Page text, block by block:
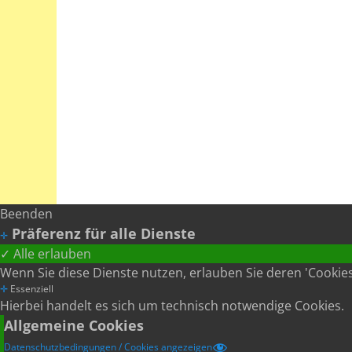
Beenden
✛ Präferenz für alle Dienste
✓ Alle erlauben
Wenn Sie diese Dienste nutzen, erlauben Sie deren
✛ Essenziell
Hierbei handelt es sich um technisch notwendige Cookies.
Allgemeine Cookies
Datenschutzbedingungen / Cookies angezeigen